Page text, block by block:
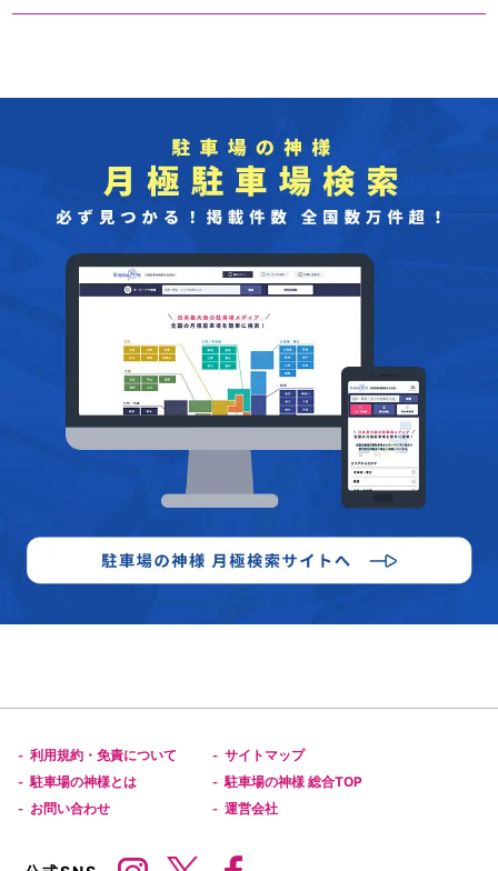
- 利用規約・免責について - サイトマップ
- 駐車場の神様とは - 駐車場の神様 総合TOP
- お問い合わせ - 運営会社